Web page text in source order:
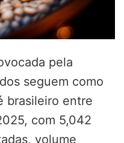
pela
seguem como
brasileiro entre
com 5,042
volume